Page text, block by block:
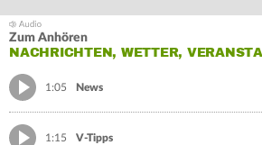
Zum Anhören
NACHRICHTEN, WETTER,
1:05 News
1:15 V-Tipps